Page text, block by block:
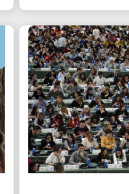
Planeta, y por
Voluntarios